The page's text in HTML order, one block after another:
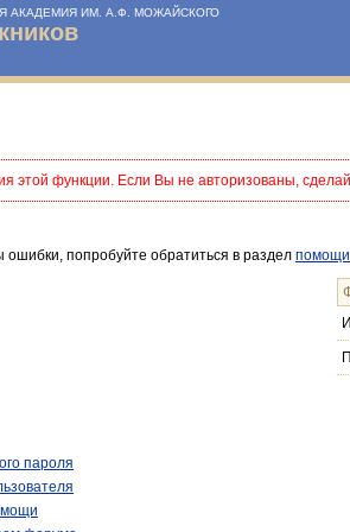
АКАДЕМИЯ ИМ. А.Ф. МОЖАЙСКОГО
этой функции. Если Вы не авторизованы,
попробуйте обратиться в раздел помощи
пароля